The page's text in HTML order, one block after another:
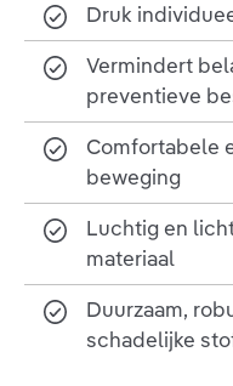
Druk
Vermindert
preventieve
Comfortabele
beweging
Luchtig en
materiaal
Duurzaam,
schadelijke